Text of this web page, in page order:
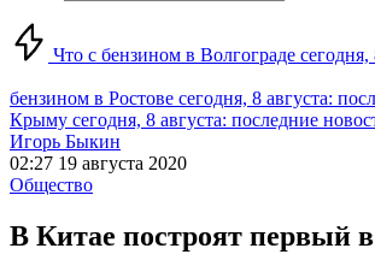
Что с бензином в Волгограде
бензином в Ростове сегодня, 8 августа:
Крыму сегодня, 8 августа: последние
Игорь Быкин
02:27 19 августа 2020
Общество
В Китае построят первый